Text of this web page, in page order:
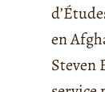
en
Steven